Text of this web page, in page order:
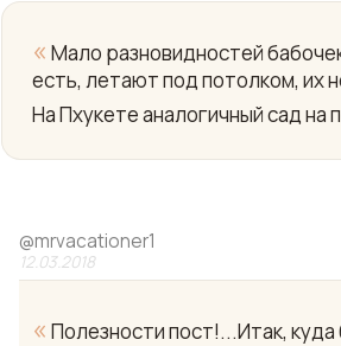
« Мало разновидностей
есть, летают под потолком, их
На Пхукете аналогичный сад на
@mrvacationer1
12.03.2018
« Полезности пост!...Итак, куда